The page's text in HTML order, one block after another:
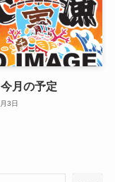
月の予定
3日